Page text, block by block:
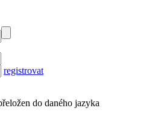
registrovat
do daného jazyka